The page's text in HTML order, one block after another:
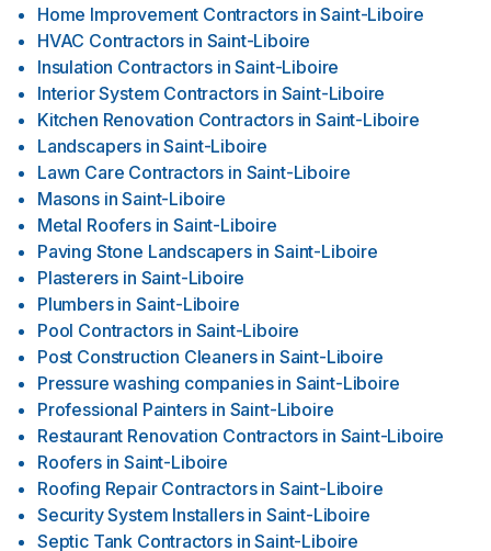
Home Improvement Contractors in Saint-Liboire
HVAC Contractors in Saint-Liboire
Insulation Contractors in Saint-Liboire
Interior System Contractors in Saint-Liboire
Kitchen Renovation Contractors in Saint-Liboire
Landscapers in Saint-Liboire
Lawn Care Contractors in Saint-Liboire
Masons in Saint-Liboire
Metal Roofers in Saint-Liboire
Paving Stone Landscapers in Saint-Liboire
Plasterers in Saint-Liboire
Plumbers in Saint-Liboire
Pool Contractors in Saint-Liboire
Post Construction Cleaners in Saint-Liboire
Pressure washing companies in Saint-Liboire
Professional Painters in Saint-Liboire
Restaurant Renovation Contractors in Saint-Liboire
Roofers in Saint-Liboire
Roofing Repair Contractors in Saint-Liboire
Security System Installers in Saint-Liboire
Septic Tank Contractors in Saint-Liboire